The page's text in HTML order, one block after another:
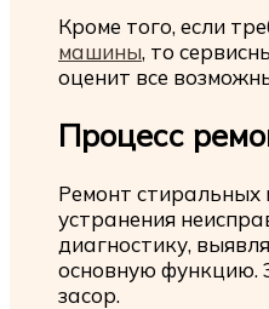
Кроме того, если
машины, то
оценит все
Процесс
Ремонт стиральных
устранения
диагностику,
основную функцию.
засор.